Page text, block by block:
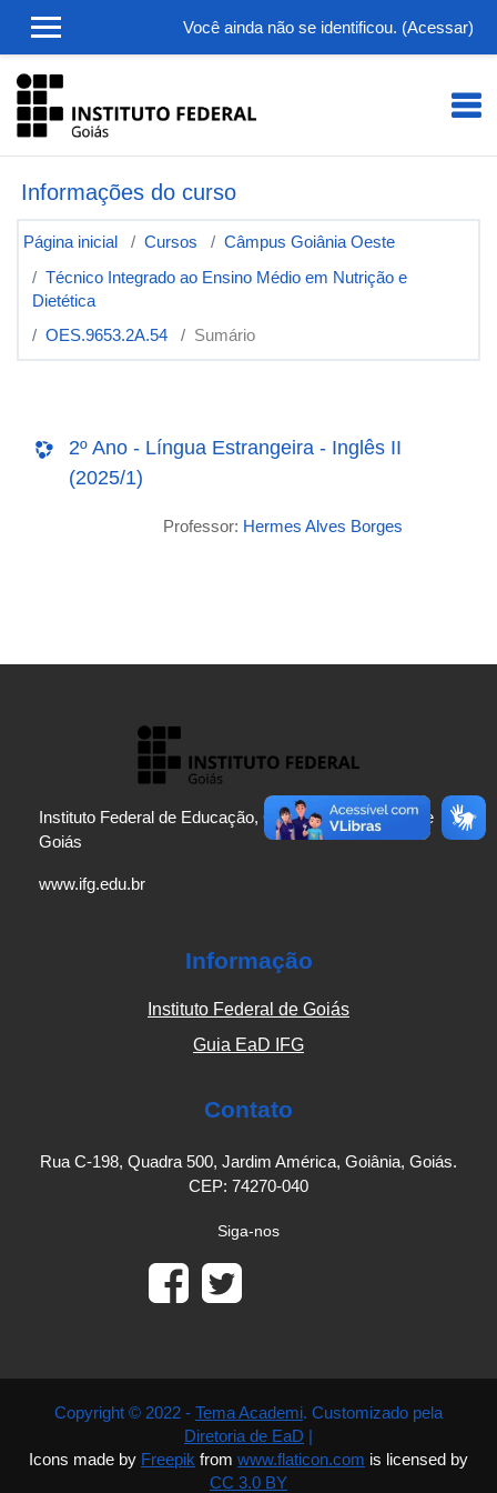
Você ainda não se identificou. (Acessar)
Informações do curso
Página inicial Cursos
Câmpus Goiânia Oeste
Técnico Integrado ao Ensino Médio em Nutrição e
Dietética
OES.9653.2A.54
Sumário
2º Ano - Língua Estrangeira - Inglês II
(2025/1)
Professor: Hermes Alves Borges
Instituto Federal de Educação, Ciência e Tecnologia de
Goiás
www.ifg.edu.br
Informação
Instituto Federal de Goiás
Guia EaD IFG
Contato
Rua C-198, Quadra 500, Jardim América, Goiânia, Goiás.
CEP: 74270-040
Siga-nos
Copyright © 2022 - Tema Academi. Customizado pela
Diretoria de EaD
Icons made by Freepik from www.flaticon.com is licensed by
CC 3.0 BY